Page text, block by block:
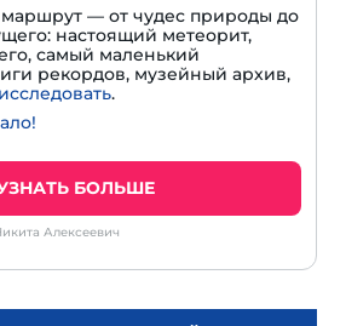
маршрут — от чудес природы до
настоящий метеорит,
самый маленький
рекордов, музейный архив,
.
БОЛЬШЕ
Алексеевич